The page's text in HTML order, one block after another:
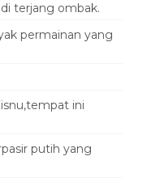
terjang ombak.
permainan yang
ini
putih yang